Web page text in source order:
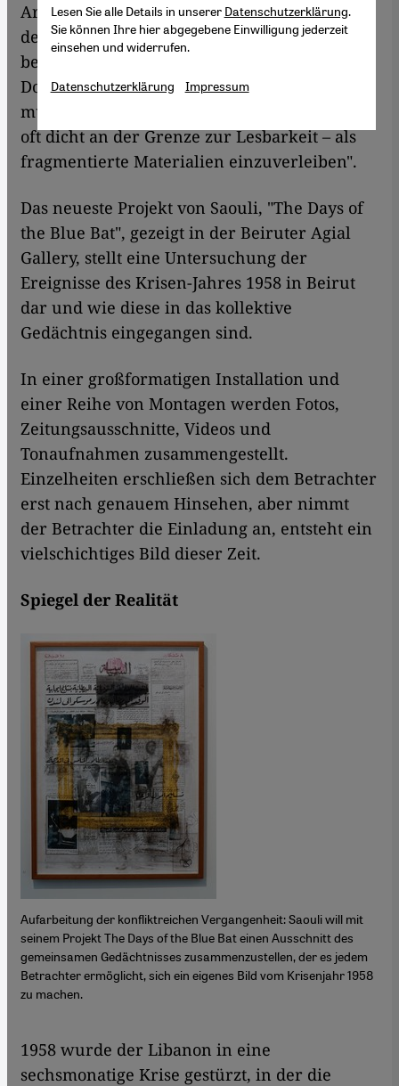
Arbeitsweise des Künstlers Salah Saouli mit
der eines Archäologen verglichen, der "wie
besessen Fotografien, Texte und andere
Dokumente" sammelt, um sie dann "in seinen
multimedialen Objekten und Installationen
oft dicht an der Grenze zur Lesbarkeit – als
fragmentierte Materialien einzuverleiben".
Das neueste Projekt von Saouli, "The Days of
the Blue Bat", gezeigt in der Beiruter Agial
Gallery, stellt eine Untersuchung der
Ereignisse des Krisen-Jahres 1958 in Beirut
dar und wie diese in das kollektive
Gedächtnis eingegangen sind.
In einer großformatigen Installation und
einer Reihe von Montagen werden Fotos,
Zeitungsausschnitte, Videos und
Tonaufnahmen zusammengestellt.
Einzelheiten erschließen sich dem Betrachter
erst nach genauem Hinsehen, aber nimmt
der Betrachter die Einladung an, entsteht ein
vielschichtiges Bild dieser Zeit.
Spiegel der Realität
Aufarbeitung der konfliktreichen Vergangenheit: Saouli will mit
seinem Projekt The Days of the Blue Bat einen Ausschnitt des
gemeinsamen Gedächtnisses zusammenzustellen, der es jedem
Betrachter ermöglicht, sich ein eigenes Bild vom Krisenjahr 1958
zu machen.
​​1958 wurde der Libanon in eine
sechsmonatige Krise gestürzt, in der die
Lesen Sie alle Details in unserer Datenschutzerklärung.
Sie können Ihre hier abgegebene Einwilligung jederzeit
einsehen und widerrufen.
Datenschutzerklärung Impressum